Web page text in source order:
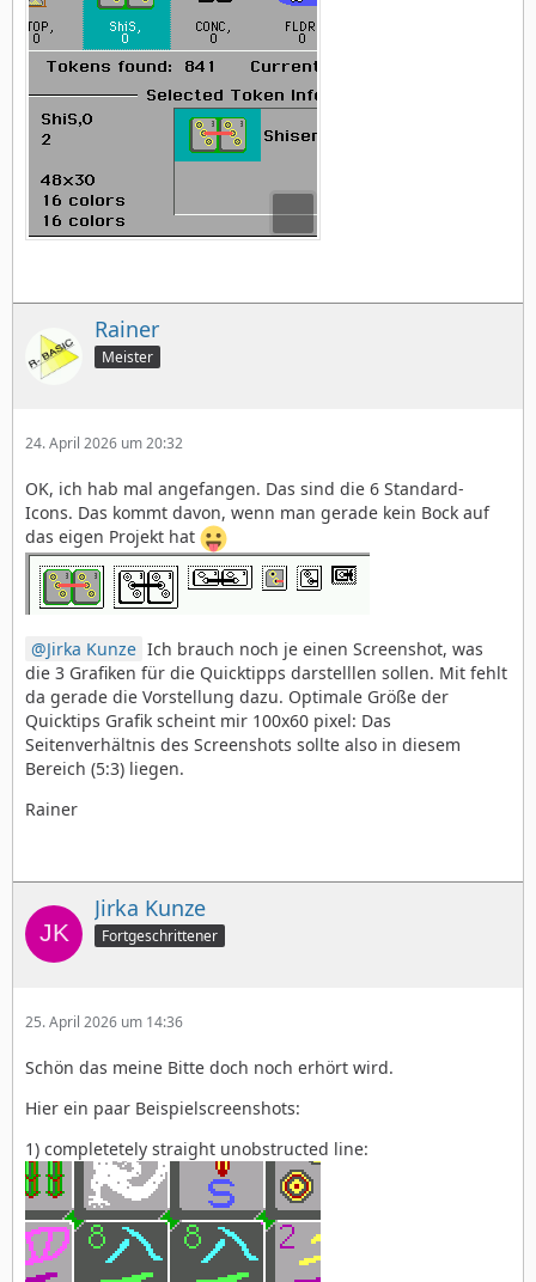
Rainer
Meister
24. April 2026 um 20:32
OK, ich hab mal angefangen. Das sind die 6 Standard-
Icons. Das kommt davon, wenn man gerade kein Bock auf
das eigen Projekt hat
Jirka Kunze Ich brauch noch je einen Screenshot, was
die 3 Grafiken für die Quicktipps darstelllen sollen. Mit fehlt
da gerade die Vorstellung dazu. Optimale Größe der
Quicktips Grafik scheint mir 100x60 pixel: Das
Seitenverhältnis des Screenshots sollte also in diesem
Bereich (5:3) liegen.
Rainer
Jirka Kunze
Fortgeschrittener
25. April 2026 um 14:36
Schön das meine Bitte doch noch erhört wird.
Hier ein paar Beispielscreenshots:
1) completetely straight unobstructed line: